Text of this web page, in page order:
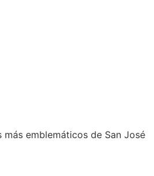
emblemáticos de San José